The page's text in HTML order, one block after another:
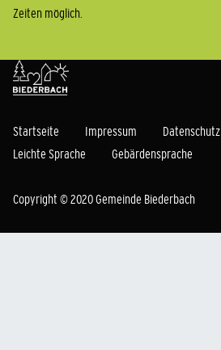
Zeiten möglich.
Startseite Impressum Datenschutz
Leichte Sprache
Gebärdensprache
Copyright © 2020 Gemeinde Biederbach